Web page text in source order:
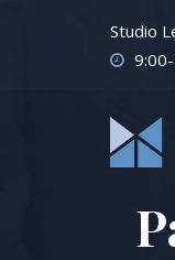
Studio